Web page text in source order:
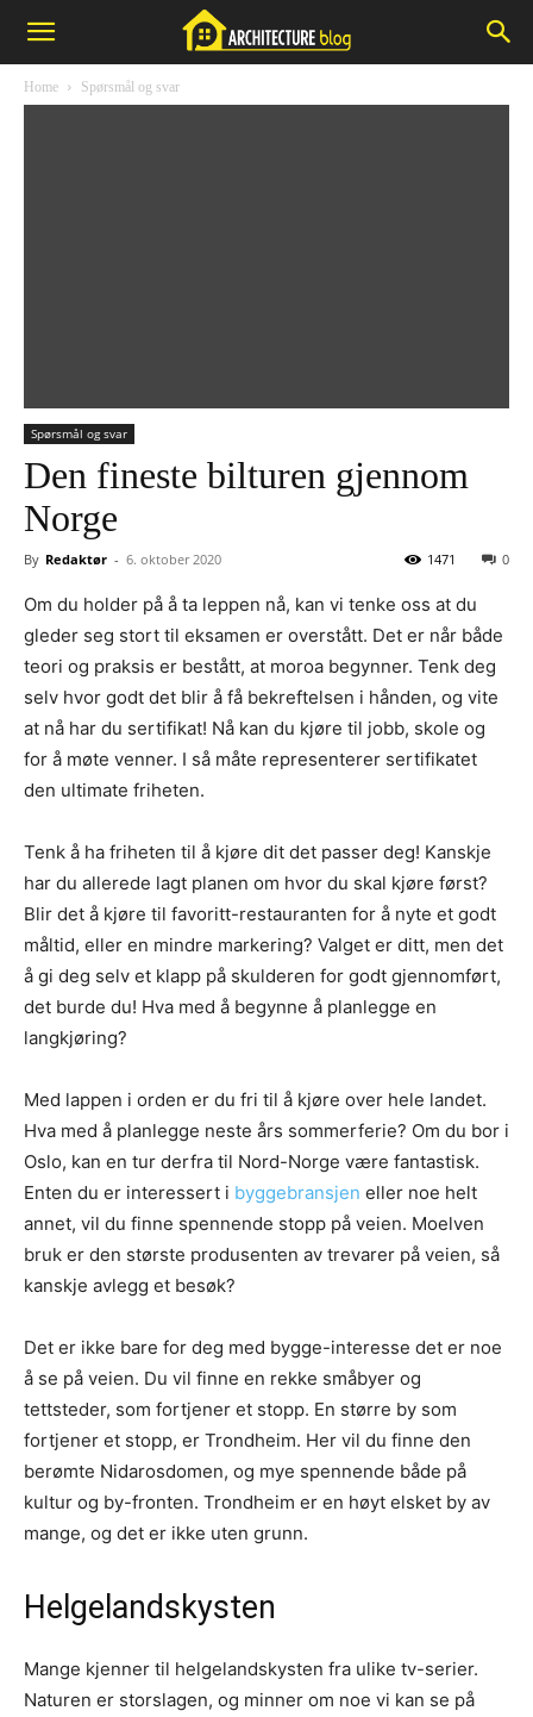
Home Spørsmål og svar
Spørsmål og svar
Den fineste bilturen gjennom
Norge
By Redaktør - 6. oktober 2020 0
1471
Om du holder på å ta leppen nå, kan vi tenke oss at du
gleder seg stort til eksamen er overstått. Det er når både
teori og praksis er bestått, at moroa begynner. Tenk deg
selv hvor godt det blir å få bekreftelsen i hånden, og vite
at nå har du sertifikat! Nå kan du kjøre til jobb, skole og
for å møte venner. I så måte representerer sertifikatet
den ultimate friheten.
Tenk å ha friheten til å kjøre dit det passer deg! Kanskje
har du allerede lagt planen om hvor du skal kjøre først?
Blir det å kjøre til favoritt-restauranten for å nyte et godt
måltid, eller en mindre markering? Valget er ditt, men det
å gi deg selv et klapp på skulderen for godt gjennomført,
det burde du! Hva med å begynne å planlegge en
langkjøring?
Med lappen i orden er du fri til å kjøre over hele landet.
Hva med å planlegge neste års sommerferie? Om du bor i
Oslo, kan en tur derfra til Nord-Norge være fantastisk.
Enten du er interessert i byggebransjen eller noe helt
annet, vil du finne spennende stopp på veien. Moelven
bruk er den største produsenten av trevarer på veien, så
kanskje avlegg et besøk?
Det er ikke bare for deg med bygge-interesse det er noe
å se på veien. Du vil finne en rekke småbyer og
tettsteder, som fortjener et stopp. En større by som
fortjener et stopp, er Trondheim. Her vil du finne den
berømte Nidarosdomen, og mye spennende både på
kultur og by-fronten. Trondheim er en høyt elsket by av
mange, og det er ikke uten grunn.
Helgelandskysten
Mange kjenner til helgelandskysten fra ulike tv-serier.
Naturen er storslagen, og minner om noe vi kan se på